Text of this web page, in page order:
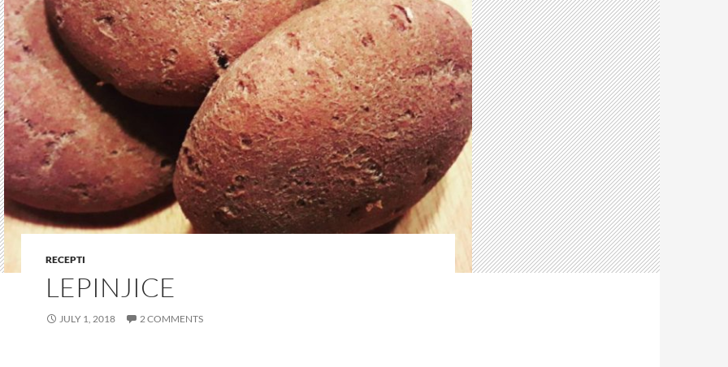
RECEPTI
LEPINJICE
JULY 1, 2018 2 COMMENTS